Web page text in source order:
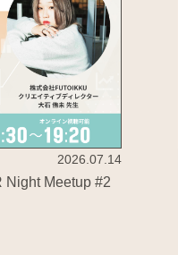
2026.07.14
Night Meetup #2